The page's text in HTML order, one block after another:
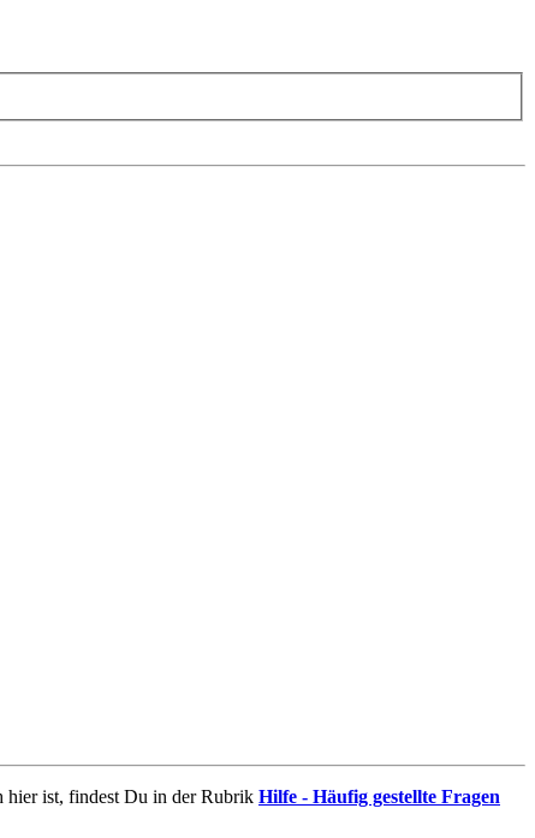
hier ist, findest Du in der Rubrik Hilfe - Häufig gestellte Fragen